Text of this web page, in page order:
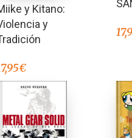
y Kitano:
y
€